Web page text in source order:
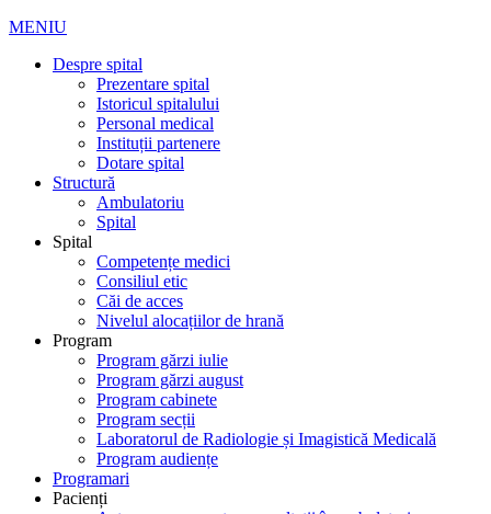
MENIU
Despre spital
Prezentare spital
Istoricul spitalului
Personal medical
Instituții partenere
Dotare spital
Structură
Ambulatoriu
Spital
Spital
Competențe medici
Consiliul etic
Căi de acces
Nivelul alocațiilor de hrană
Program
Program gărzi iulie
Program gărzi august
Program cabinete
Program secții
Laboratorul de Radiologie și Imagistică Medicală
Program audiențe
Programari
Pacienți